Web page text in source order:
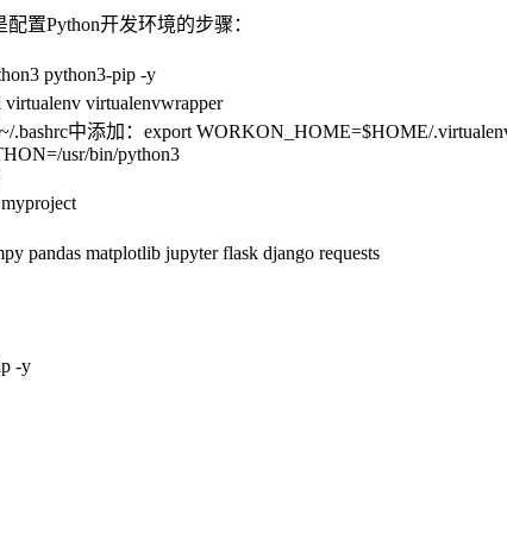
置Python开发环境的步骤：
python3-pip -y
virtualenvwrapper
.bashrc中添加：export WORKON_HOME=$HOME/
usr/bin/python3
pandas matplotlib jupyter flask django requests
-y